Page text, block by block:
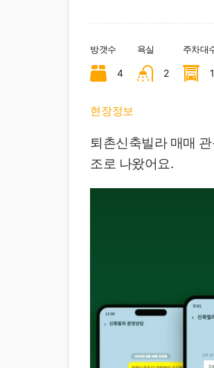
방갯수
4
욕실
2
주차대
현장정보
퇴촌신축빌라 매매
조로 나왔어요.